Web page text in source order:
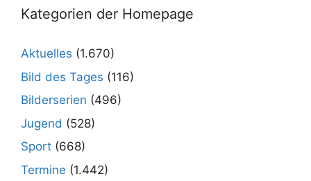
Kategorien der Homepage
Aktuelles (1.670)
Bild des Tages (116)
Bilderserien (496)
Jugend (528)
Sport (668)
Termine (1.442)